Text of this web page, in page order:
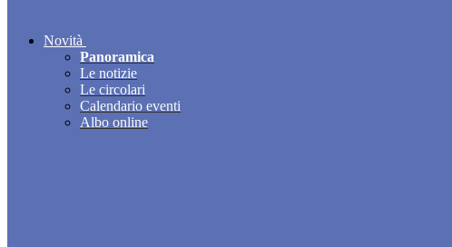
Novità
Panoramica
Le notizie
Le circolari
Calendario eventi
Albo online